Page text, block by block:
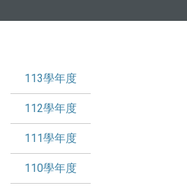
113學年度
112學年度
111學年度
110學年度